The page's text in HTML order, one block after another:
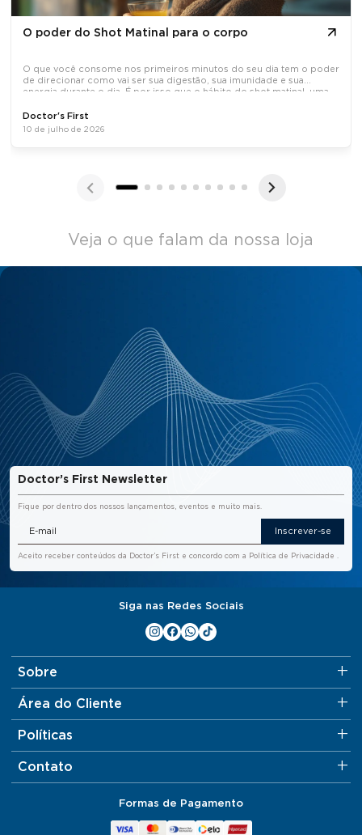
O poder do Shot Matinal para o corpo
O que você consome nos primeiros minutos do seu dia tem o poder
de direcionar como vai ser sua digestão, sua imunidade e sua
energia durante o dia. É por isso que o hábito do shot matinal, uma
Doctor's First
10 de julho de 2026
Veja o que falam da nossa loja
Doctor’s First Newsletter
Fique por dentro dos nossos lançamentos, eventos e muito mais.
Inscrever-se
Aceito receber conteúdos da Doctor’s First e concordo com a Política de Privacidade
Siga nas Redes Sociais
Sobre
Área do Cliente
Políticas
Contato
Formas de Pagamento